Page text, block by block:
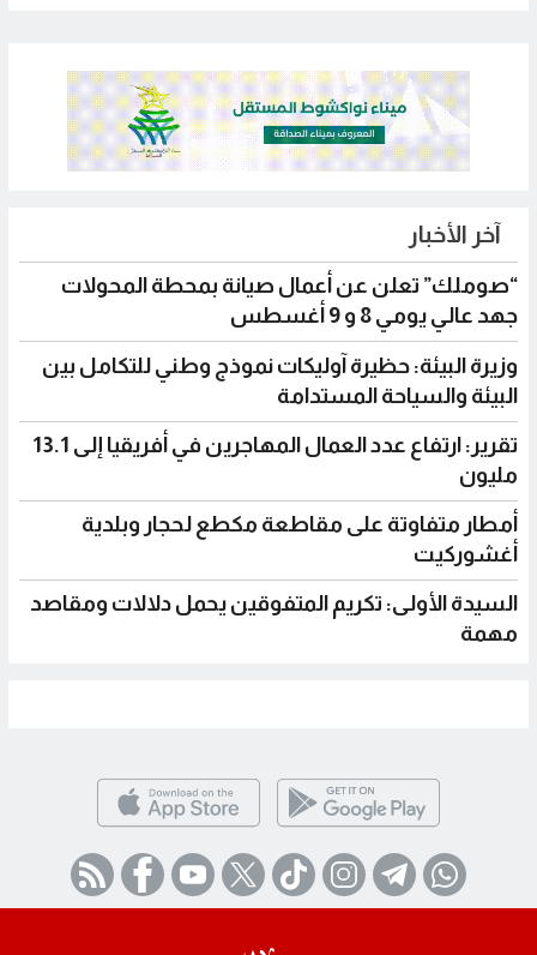
آخر الأخبار
“صوملك” تعلن عن أعمال صيانة بمحطة المحولات
جهد عالي يومي 8 و 9 أغسطس
وزيرة البيئة: حظيرة آوليكات نموذج وطني للتكامل بين
البيئة والسياحة المستدامة
تقرير: ارتفاع عدد العمال المهاجرين في أفريقيا إلى 13.1
مليون
أمطار متفاوتة على مقاطعة مكطع لحجار وبلدية
أغشوركيت
السيدة الأولى: تكريم المتفوقين يحمل دلالات ومقاصد
مهمة